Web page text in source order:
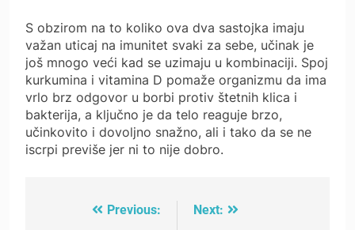
S obzirom na to koliko ova dva sastojka imaju
važan uticaj na imunitet svaki za sebe, učinak je
još mnogo veći kad se uzimaju u kombinaciji. Spoj
kurkumina i vitamina D pomaže organizmu da ima
vrlo brz odgovor u borbi protiv štetnih klica i
bakterija, a ključno je da telo reaguje brzo,
učinkovito i dovoljno snažno, ali i tako da se ne
iscrpi previše jer ni to nije dobro.
Previous:
Next: